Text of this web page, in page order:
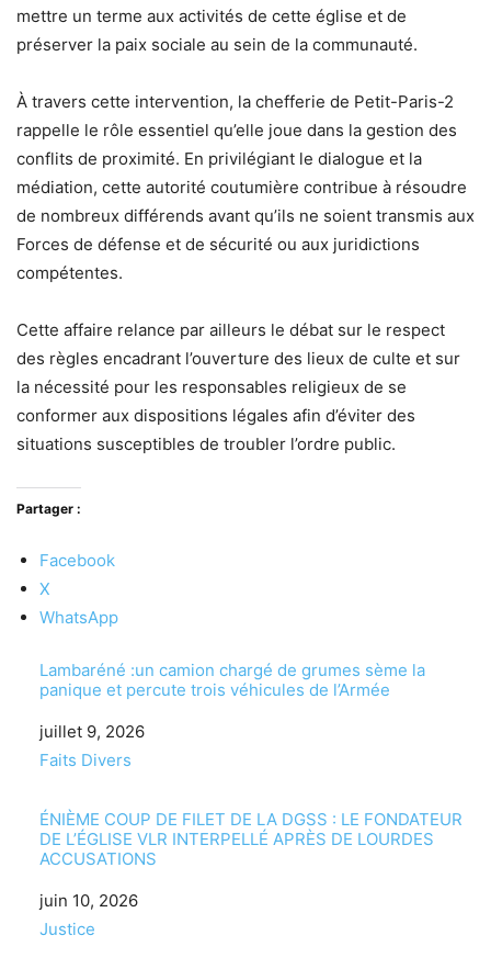
mettre un terme aux activités de cette église et de
préserver la paix sociale au sein de la communauté.
À travers cette intervention, la chefferie de Petit-Paris-2
rappelle le rôle essentiel qu’elle joue dans la gestion des
conflits de proximité. En privilégiant le dialogue et la
médiation, cette autorité coutumière contribue à résoudre
de nombreux différends avant qu’ils ne soient transmis aux
Forces de défense et de sécurité ou aux juridictions
compétentes.
Cette affaire relance par ailleurs le débat sur le respect
des règles encadrant l’ouverture des lieux de culte et sur
la nécessité pour les responsables religieux de se
conformer aux dispositions légales afin d’éviter des
situations susceptibles de troubler l’ordre public.
Partager :
Facebook
X
WhatsApp
Lambaréné :un camion chargé de grumes sème la
panique et percute trois véhicules de l’Armée
Date
juillet 9, 2026
Par rapport à
Faits Divers
ÉNIÈME COUP DE FILET DE LA DGSS : LE FONDATEUR
DE L’ÉGLISE VLR INTERPELLÉ APRÈS DE LOURDES
ACCUSATIONS
Date
juin 10, 2026
Par rapport à
Justice